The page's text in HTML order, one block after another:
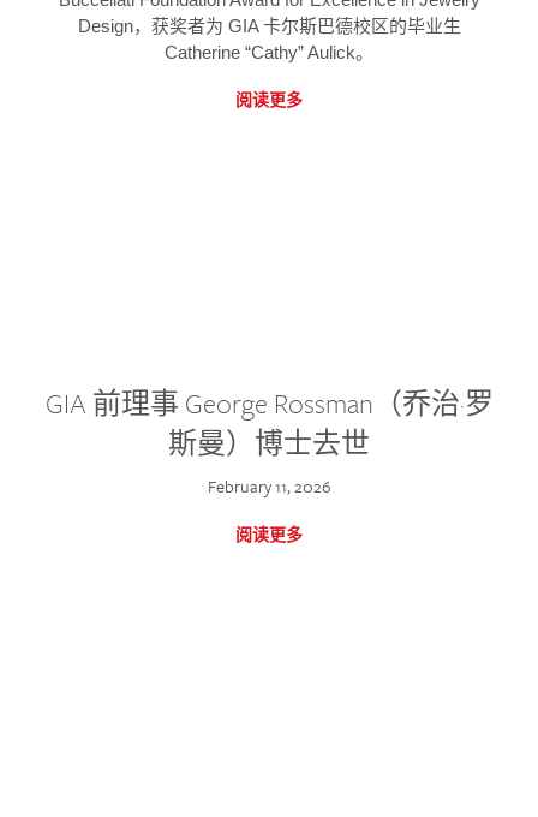
Design，获奖者为 GIA 卡尔斯巴德校区的毕业生
Catherine “Cathy” Aulick。
阅读更多
GIA 前理事 George Rossman（乔治·罗
斯曼）博士去世
February 11, 2026
阅读更多